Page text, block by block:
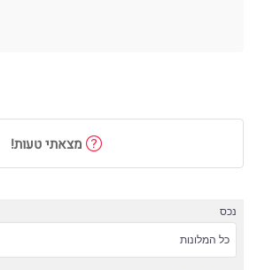
מצאתי טעות!
נכס
כל המלונות